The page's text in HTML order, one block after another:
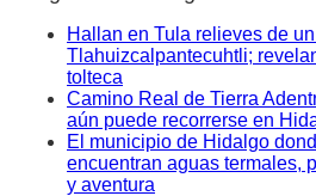
Hallan en Tula relieves de
Tlahuizcalpantecuhtli;
tolteca
Camino Real de Tierra
aún puede recorrerse en
El municipio de Hidalgo
encuentran aguas termales,
y aventura